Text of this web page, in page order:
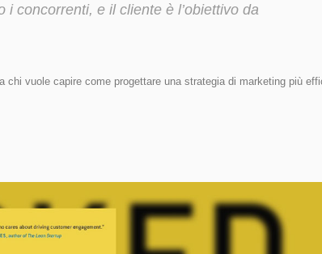
concorrenti, e il cliente è l’obiettivo da
vuole capire come progettare una strategia di marketing più